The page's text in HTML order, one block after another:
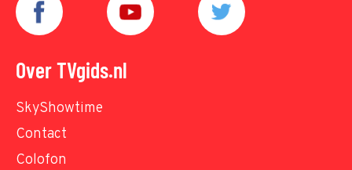
Over TVgids.nl
SkyShowtime
Contact
Colofon